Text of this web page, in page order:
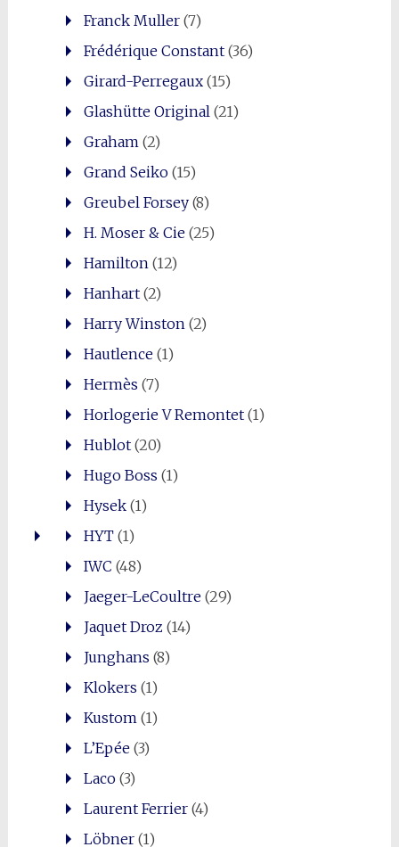
Franck Muller(7)
Frédérique Constant(36)
Girard-Perregaux(15)
Glashütte Original (21)
Graham (2)
Grand Seiko(15)
Greubel Forsey(8)
H. Moser & Cie(25)
Hamilton (12)
Hanhart(2)
Harry Winston (2)
Hautlence(1)
Hermès (7)
Horlogerie V Remontet(1)
Hublot(20)
Hugo Boss (1)
Hysek(1)
HYT(1)
IWC (48)
Jaeger-LeCoultre(29)
Jaquet Droz (14)
Junghans (8)
Klokers (1)
Kustom (1)
L’Epée(3)
Laco(3)
Laurent Ferrier(4)
Löbner(1)